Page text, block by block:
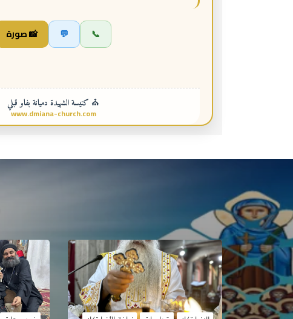
📞
💬 📸 صورة
⛪ كنيسة الشهيدة دميانة بفاو قبلي
www.dmiana-church.com